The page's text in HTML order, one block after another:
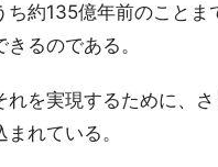
ち約135億年前のことま
きるのである。
れを実現するために、
れている。